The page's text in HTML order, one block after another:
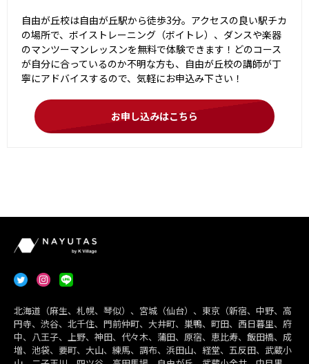
自由が丘校は自由が丘駅から徒歩3分。アクセスの良い駅チカ
の場所で、ボイストレーニング（ボイトレ）、ダンスや楽器
のマンツーマンレッスンを無料で体験できます！どのコース
が自分に合っているのか不明な方も、自由が丘校の講師が丁
寧にアドバイスするので、気軽にお申込み下さい！
お申し込みはこちら
北海道（麻生、札幌、琴似）、宮城（仙台）、東京（新宿、中野、高
円寺、渋谷、北千住、門前仲町、大井町、巣鴨、町田、西日暮里、府
中、八王子、上野、神田、代々木、蒲田、原宿、恵比寿、飯田橋、成
増、池袋、要町、大山、練馬、調布、浜田山、経堂、五反田、武蔵小